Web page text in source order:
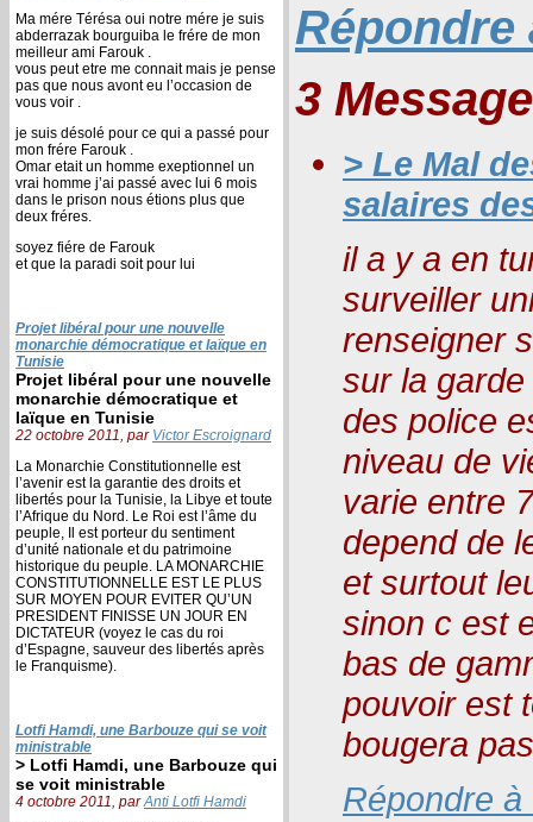
Ma mére Térésa oui notre mére je suis
abderrazak bourguiba le frére de mon
meilleur ami Farouk .
vous peut etre me connait mais je pense
pas que nous avont eu l’occasion de
vous voir .
je suis désolé pour ce qui a passé pour
mon frére Farouk .
Omar etait un homme exeptionnel un
vrai homme j’ai passé avec lui 6 mois
dans le prison nous étions plus que
deux fréres.
soyez fiére de Farouk
et que la paradi soit pour lui
Projet libéral pour une nouvelle
monarchie démocratique et laïque en
Tunisie
Projet libéral pour une nouvelle
monarchie démocratique et
laïque en Tunisie
22 octobre 2011, par Victor Escroignard
La Monarchie Constitutionnelle est
l’avenir est la garantie des droits et
libertés pour la Tunisie, la Libye et toute
l’Afrique du Nord. Le Roi est l’âme du
peuple, Il est porteur du sentiment
d’unité nationale et du patrimoine
historique du peuple. LA MONARCHIE
CONSTITUTIONNELLE EST LE PLUS
SUR MOYEN POUR EVITER QU’UN
PRESIDENT FINISSE UN JOUR EN
DICTATEUR (voyez le cas du roi
d’Espagne, sauveur des libertés après
le Franquisme).
Lotfi Hamdi, une Barbouze qui se voit
ministrable
> Lotfi Hamdi, une Barbouze qui
se voit ministrable
4 octobre 2011, parAnti Lotfi Hamdi
Répondre
3
> Le Mal
salaires
il a y a en
surveiller
renseigner
sur la
des police
niveau de
varie entre
depend de
et surtout
sinon c est
bas de
pouvoir est
bougera
Répondre